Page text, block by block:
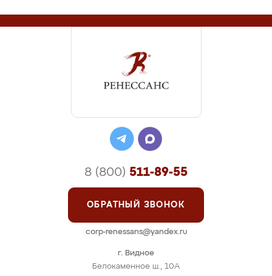
г. Видное
Белокаменное ш., 10А
8 (800) 511-89-55
ОБРАТНЫЙ ЗВОНОК
corp-renessans@yandex.ru